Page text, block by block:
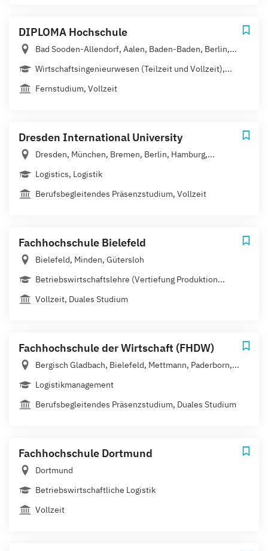
DIPLOMA Hochschule
Bad Sooden-Allendorf, Aalen, Baden-Baden, Berlin,...
Wirtschaftsingenieurwesen (Teilzeit und Vollzeit),...
Fernstudium, Vollzeit
Dresden International University
Dresden, München, Bremen, Berlin, Hamburg,...
Logistics, Logistik
Berufsbegleitendes Präsenzstudium, Vollzeit
Fachhochschule Bielefeld
Bielefeld, Minden, Gütersloh
Betriebswirtschaftslehre (Vertiefung Produktion...
Vollzeit, Duales Studium
Fachhochschule der Wirtschaft (FHDW)
Bergisch Gladbach, Bielefeld, Mettmann, Paderborn,...
Logistikmanagement
Berufsbegleitendes Präsenzstudium, Duales Studium
Fachhochschule Dortmund
Dortmund
Betriebswirtschaftliche Logistik
Vollzeit